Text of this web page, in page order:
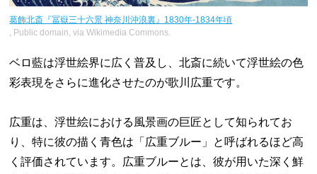
葛飾北斎『冨嶽三十六景 神奈川沖浪裏』1830年-1834年頃
, Public domain, via Wikimedia Commons.
ベロ藍は浮世絵界に広く普及し、北斎に続いて浮世絵の色
彩表現をさらに進化させたのが歌川広重です。
広重は、浮世絵における風景画の巨匠として知られてお
り、特に彼の描く青色は「広重ブルー」と呼ばれるほど高
く評価されています。広重ブルーとは、彼が用いた深く鮮